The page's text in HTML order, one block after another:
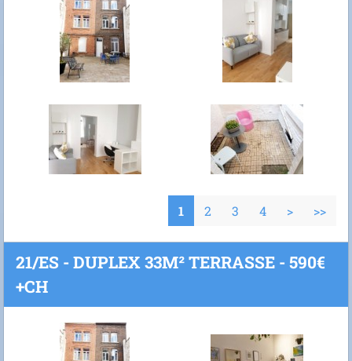
1 2 3 4 > >>
21/ES - DUPLEX 33M² TERRASSE - 590€
+CH